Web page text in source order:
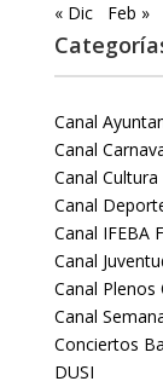
« Dic
Feb »
Canal
Canal
Canal Cultura
Canal
Canal IFEBA
Canal
Canal Plenos
Canal
Conciertos
DUSI